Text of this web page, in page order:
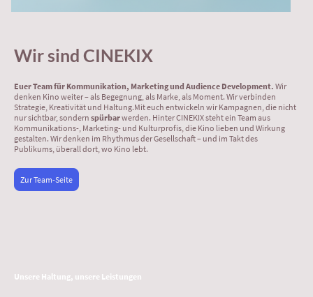
Wir sind CINEKIX
Euer Team für Kommunikation, Marketing und Audience Development. Wir
denken Kino weiter – als Begegnung, als Marke, als Moment. Wir verbinden
Strategie, Kreativität und Haltung.Mit euch entwickeln wir Kampagnen, die nicht
nur sichtbar, sondern spürbarwerden. Hinter CINEKIX steht ein Team aus
Kommunikations-, Marketing- und Kulturprofis, die Kino lieben und Wirkung
gestalten. Wir denken im Rhythmus der Gesellschaft – und im Takt des
Publikums, überall dort, wo Kino lebt.
Zur Team-Seite
Unsere Haltung, unsere Leistungen